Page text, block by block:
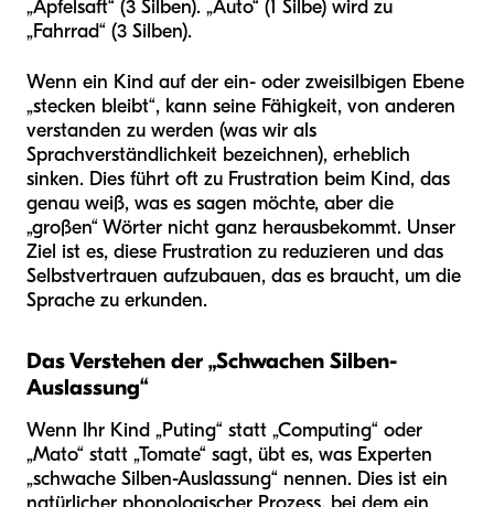
„Apfelsaft“ (3 Silben). „Auto“ (1 Silbe) wird zu
„Fahrrad“ (3 Silben).
Wenn ein Kind auf der ein- oder zweisilbigen Ebene
„stecken bleibt“, kann seine Fähigkeit, von anderen
verstanden zu werden (was wir als
Sprachverständlichkeit bezeichnen), erheblich
sinken. Dies führt oft zu Frustration beim Kind, das
genau weiß, was es sagen möchte, aber die
„großen“ Wörter nicht ganz herausbekommt. Unser
Ziel ist es, diese Frustration zu reduzieren und das
Selbstvertrauen aufzubauen, das es braucht, um die
Sprache zu erkunden.
Das Verstehen der „Schwachen Silben-
Auslassung“
Wenn Ihr Kind „Puting“ statt „Computing“ oder
„Mato“ statt „Tomate“ sagt, übt es, was Experten
„schwache Silben-Auslassung“ nennen. Dies ist ein